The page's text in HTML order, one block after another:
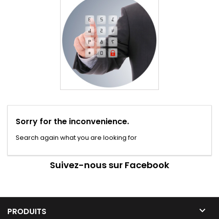
Sorry for the inconvenience.
Search again what you are looking for
Suivez-nous sur Facebook
PRODUITS 